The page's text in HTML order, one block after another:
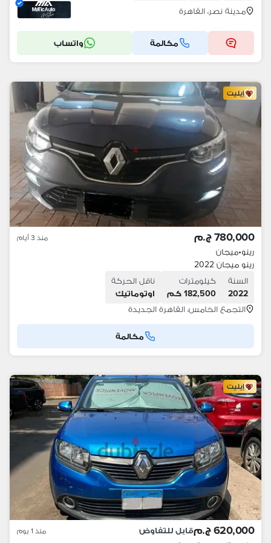
مدينة نصر، القاهرة
مكالمة واتساب
إيليت
780,000 ج.م منذ 3 أيام
رينو•ميجان
رينو ميجان 2022
السنة
2022
كيلومترات
182,500 كم
ناقل الحركة
اوتوماتيك
التجمع الخامس، القاهرة الجديدة
مكالمة
إيليت
620,000 ج.م قابل للتفاوض منذ 1 يوم